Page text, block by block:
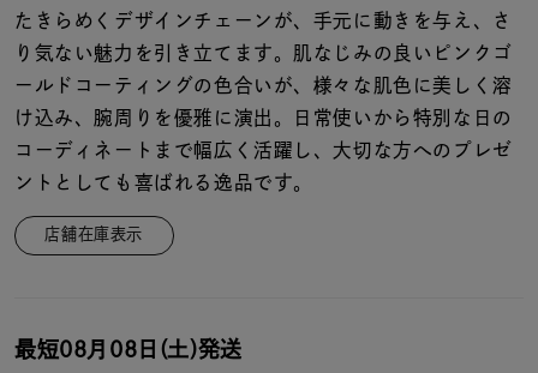
レディース
リングサイズ
～
メンズ
リングサイズ
たきらめくデザインチェーンが、手元に動きを与え、さ
り気ない魅力を引き立てます。肌なじみの良いピンクゴ
ールドコーティングの色合いが、様々な肌色に美しく溶
け込み、腕周りを優雅に演出。日常使いから特別な日の
コーディネートまで幅広く活躍し、大切な方へのプレゼ
ントとしても喜ばれる逸品です。
店舗在庫表示
最短08月08日(土)発送